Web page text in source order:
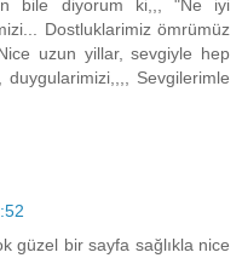
bile diyorum ki,,, "Ne iyi
Dostluklarimiz ömrümüz
uzun yillar, sevgiyle hep
Sevgilerimle
güzel bir sayfa sağlıkla nice